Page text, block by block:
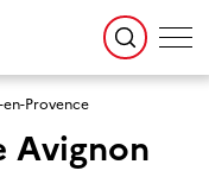
en-Provence
Avignon